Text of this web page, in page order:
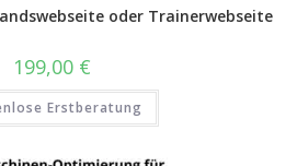
oder Trainerwebseite
199,00 €
Erstberatung